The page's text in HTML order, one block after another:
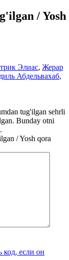
/ Yosh
Элиас, Жерар
Абдельвахаб,
tug'ilgan sehrli
Bunday otni
/ Yosh qora